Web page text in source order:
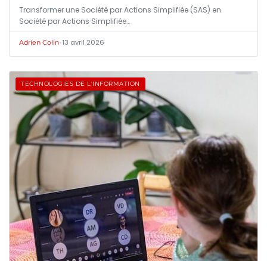
Transformer une Société par Actions Simplifiée (SAS) en
Société par Actions Simplifiée…
Adrien Colin•13 avril 2026
TECHNOLOGIES DE L'INFORMATION